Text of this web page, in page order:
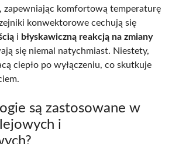
zapewniając komfortową temperaturę
konwektorowe cechują się
i błyskawiczną reakcją na zmiany
się niemal natychmiast. Niestety,
ciepło po wyłączeniu, co skutkuje
są zastosowane w
i